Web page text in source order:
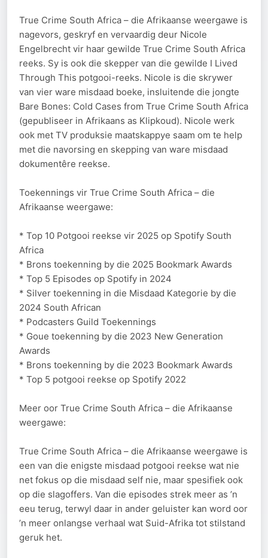
True Crime South Africa – die Afrikaanse weergawe is
nagevors, geskryf en vervaardig deur Nicole
Engelbrecht vir haar gewilde True Crime South Africa
reeks. Sy is ook die skepper van die gewilde I Lived
Through This potgooi-reeks. Nicole is die skrywer
van vier ware misdaad boeke, insluitende die jongte
Bare Bones: Cold Cases from True Crime South Africa
(gepubliseer in Afrikaans as Klipkoud). Nicole werk
ook met TV produksie maatskappye saam om te help
met die navorsing en skepping van ware misdaad
dokumentêre reekse.
Toekennings vir True Crime South Africa – die
Afrikaanse weergawe:
* Top 10 Potgooi reekse vir 2025 op Spotify South
Africa
* Brons toekenning by die 2025 Bookmark Awards
* Top 5 Episodes op Spotify in 2024
* Silver toekenning in die Misdaad Kategorie by die
2024 South African
* Podcasters Guild Toekennings
* Goue toekenning by die 2023 New Generation
Awards
* Brons toekenning by die 2023 Bookmark Awards
* Top 5 potgooi reekse op Spotify 2022
Meer oor True Crime South Africa – die Afrikaanse
weergawe:
True Crime South Africa – die Afrikaanse weergawe is
een van die enigste misdaad potgooi reekse wat nie
net fokus op die misdaad self nie, maar spesifiek ook
op die slagoffers. Van die episodes strek meer as ’n
eeu terug, terwyl daar in ander geluister kan word oor
’n meer onlangse verhaal wat Suid-Afrika tot stilstand
geruk het.